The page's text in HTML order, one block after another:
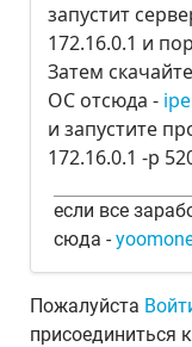
запустит
172.16.0.1 и
Затем
ОС отсюда -
и запустите
172.16.0.1 -p
если все
сюда -
Пожалуйста
присоединиться